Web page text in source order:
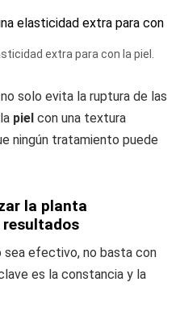
extra para con la piel.
solo evita la ruptura de las
piel con una textura
ningún tratamiento puede
la planta
sea efectivo, no basta con
es la constancia y la